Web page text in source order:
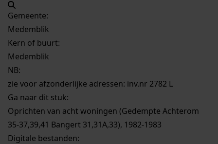
Gemeente:
Medemblik
Kern of buurt:
Medemblik
NB:
zie voor afzonderlijke adressen: inv.nr 2782 L
Ga naar dit stuk:
Oprichten van acht woningen (Gedempte Achterom
35-37,39,41 Bangert 31,31A,33), 1982-1983
Digitale bestanden: